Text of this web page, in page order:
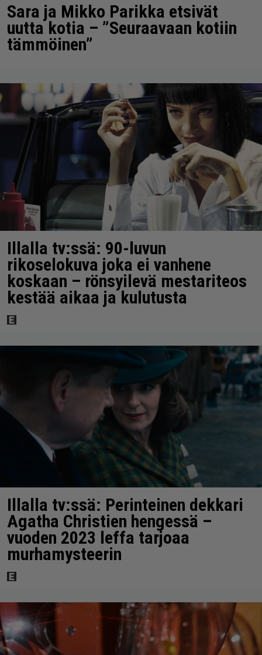
Sara ja Mikko Parikka etsivät
uutta kotia – ”Seuraavaan kotiin
tämmöinen”
Illalla tv:ssä: 90-luvun
rikoselokuva joka ei vanhene
koskaan – rönsyilevä mestariteos
kestää aikaa ja kulutusta
Illalla tv:ssä: Perinteinen dekkari
Agatha Christien hengessä –
vuoden 2023 leffa tarjoaa
murhamysteerin